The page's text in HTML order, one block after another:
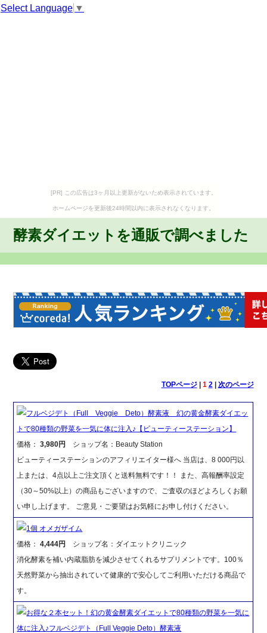
Select Language ▼
[PR] この広告は3ヶ月以上更新がないため表示されています。
ホームページを更新後24時間以内に表示されなくなります。
酵素ダイエットを通販で調べました
TOPページ| 1 2| 次のページ
フルベジデト（Full Veggie Deto）酵素液 幻の黄金酵素ダイエッ
トで80種類の野菜を一気に体に注入♪【ビューティーステーション】
価格：3,980円
ショップ名：Beauty Station
ビューティーステーションのアフィリエイター様へ 当店は、8 000円以
上または、4点以上ご注文頂くと送料無料です！！ また、高報酬率設定
（30～50%以上）の商品もございますので、ご査収のほどよろしくお願
い申し上げます。 ご意見・ご要望はお気軽にお申し付けください。
1個 オメガザイム
価格：4,444円
ショップ名：ダイエットクリニック
消化酵素を補い内蔵脂肪を減少させてくれるサプリメントです。100％
天然野菜から抽出されていて健康的で安心してご利用いただける商品で
す。
お得な２本セット！幻の黄金酵素ダイエットで80種類の野菜を一気に
体に注入♪フルベジデト（Full Veggie Deto）酵素液